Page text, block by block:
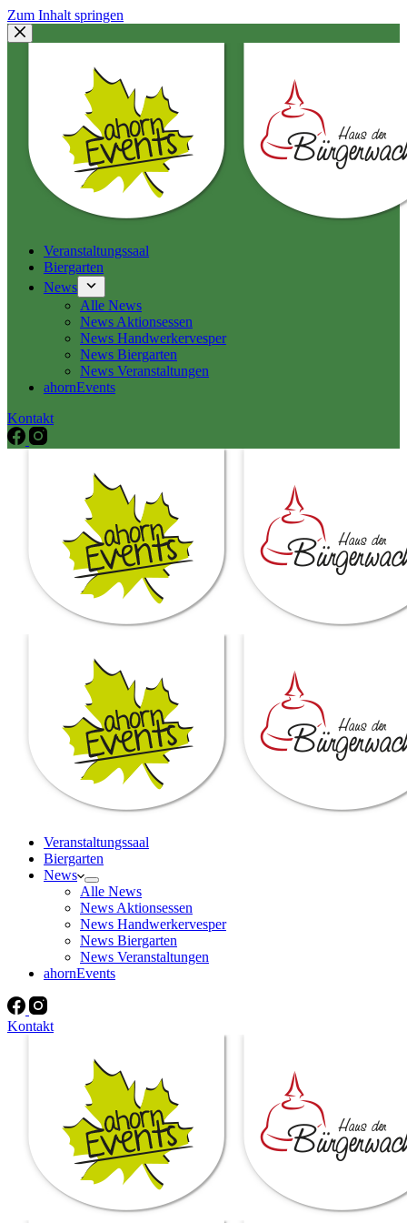
Zum Inhalt springen
Veranstaltungssaal
Biergarten
News
Alle News
News Aktionsessen
News Handwerkervesper
News Biergarten
News Veranstaltungen
ahornEvents
Kontakt
Veranstaltungssaal
Biergarten
News
Alle News
News Aktionsessen
News Handwerkervesper
News Biergarten
News Veranstaltungen
ahornEvents
Kontakt